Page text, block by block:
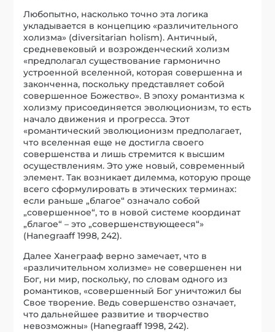
Любопытно, насколько точно эта логика
укладывается в концепцию «различительного
холизма» (diversitarian holism). Античный,
средневековый и возрожденческий холизм
«предполагал существование гармонично
устроенной вселенной, которая совершенна и
законченна, поскольку представляет собой
совершенное Божество». В эпоху романтизма к
холизму присоединяется эволюционизм, то есть
начало движения и прогресса. Этот
«романтический эволюционизм предполагает,
что вселенная еще не достигла своего
совершенства и лишь стремится к высшим
осуществлениям. Это уже новый, современный
элемент. Так возникает дилемма, которую проще
всего сформулировать в этических терминах:
если раньше „благое“ означало собой
„совершенное“, то в новой системе координат
„благое“ – это „совершенствующееся“»
(Hanegraaff 1998, 242).
Далее Ханеграаф верно замечает, что в
«различительном холизме» не совершенен ни
Бог, ни мир, поскольку, по словам одного из
романтиков, «совершенный Бог уничтожил бы
Свое творение. Ведь совершенство означает,
что дальнейшее развитие и творчество
невозможны» (Hanegraaff 1998, 242).